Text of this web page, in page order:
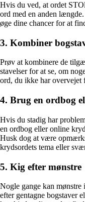
Hvis du ved, at ordet
ord med en anden
øge dine chancer for at
3. Kombiner
Prøv at kombinere de
stavelser for at se, om
ord, du ikke har overvejet
4. Brug en ordbog
Hvis du stadig har
en ordbog eller online
Husk dog at være
krydsordets tema eller
5. Kig efter mønstre
Nogle gange kan
efter gentagne bogstaver